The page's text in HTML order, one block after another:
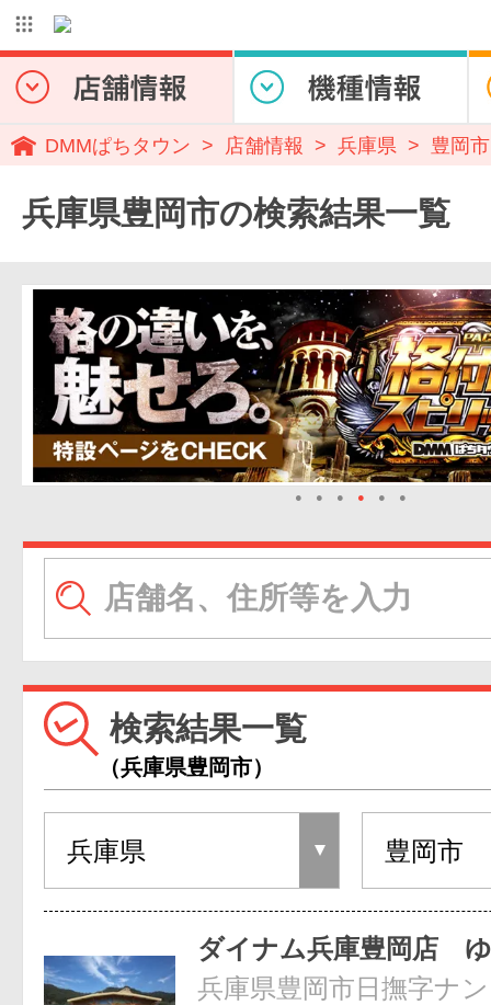
DMMぱちタウン 店舗情報 兵庫県 豊岡市
兵庫県豊岡市の検索結果一覧
● ● ● ● ● ●
検索結果一覧
（兵庫県豊岡市）
ダイナム兵庫豊岡店
兵庫県豊岡市日撫字ナ